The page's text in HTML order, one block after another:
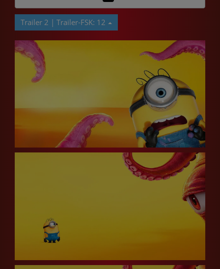
Trailer 2 | Trailer-FSK: 12